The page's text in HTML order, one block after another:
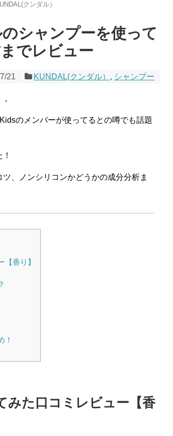
クンダル）
シャンプーを使って
でレビュー
21 KUNDAL(クンダル） , シャンプー
のメンバーが使ってるとの噂でも話題
、
ノンシリコンかどうかの成分分析ま
香り】
！
みた口コミレビュー【香